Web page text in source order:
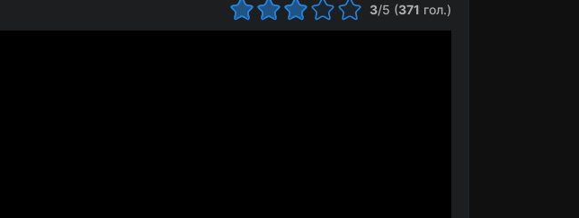
3/5 (371 гол.)